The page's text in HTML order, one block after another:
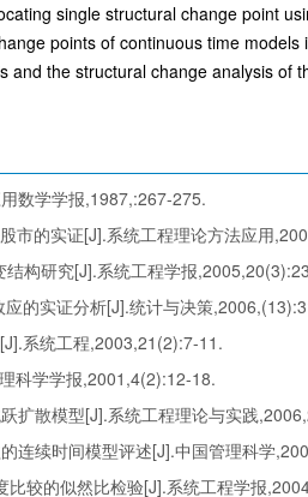
single structural change point
points of continuous time
and the structural change analysis of
数学学报,1987,:267-275.
市的实证[J].系统工程理论方法应用
构研究[J].系统工程学报
的实证分析[J].统计与决策
系统工程,2003,21(2):7-11.
科学学报,2001,4(2):12-18.
扩散模型[J].系统工程理论与实践
连续时间模型评述[J].中国管理科学
比较的似然比检验[J].系统工程学报